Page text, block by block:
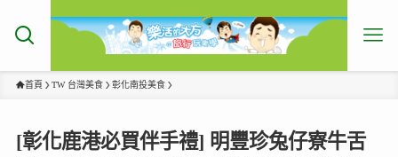
首頁 TW 台灣美食 彰化南投美食
[彰化鹿港必買伴手禮] 明豐珍兔仔寮牛舌